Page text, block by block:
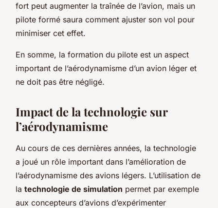
fort peut augmenter la traînée de l’avion, mais un
pilote formé saura comment ajuster son vol pour
minimiser cet effet.
En somme, la formation du pilote est un aspect
important de l’aérodynamisme d’un avion léger et
ne doit pas être négligé.
Impact de la technologie sur
l’aérodynamisme
Au cours de ces dernières années, la technologie
a joué un rôle important dans l’amélioration de
l’aérodynamisme des avions légers. L’utilisation de
la technologie de simulation permet par exemple
aux concepteurs d’avions d’expérimenter